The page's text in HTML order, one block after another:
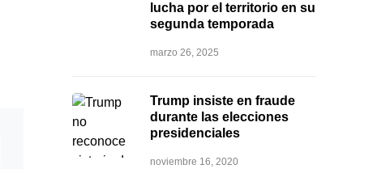
lucha por el territorio en su
segunda temporada
marzo 26, 2025
Trump insiste en fraude
durante las elecciones
presidenciales
noviembre 16, 2020